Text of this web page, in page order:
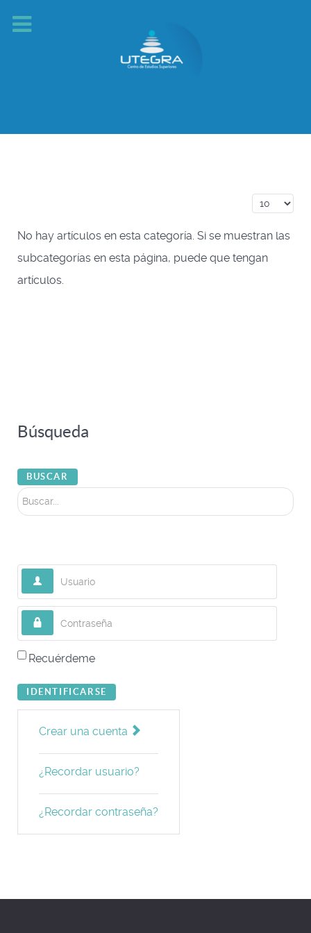
Cantidad
No hay artículos en esta categoría. Si se muestran las
subcategorías en esta página, puede que tengan
artículos.
Búsqueda
BUSCAR
Contraseña
Recuérdeme
IDENTIFICARSE
Crear una cuenta
¿Recordar usuario?
¿Recordar contraseña?